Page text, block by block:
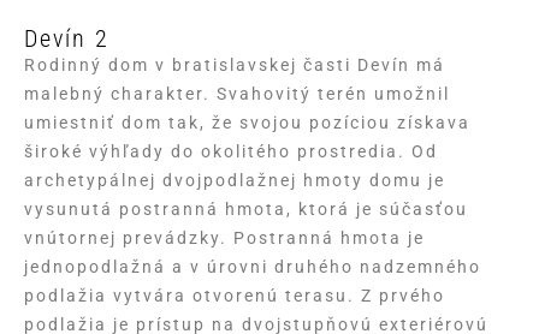
Devín 2
Rodinný dom v bratislavskej časti Devín má
malebný charakter. Svahovitý terén umožnil
umiestniť dom tak, že svojou pozíciou získava
široké výhľady do okolitého prostredia. Od
archetypálnej dvojpodlažnej hmoty domu je
vysunutá postranná hmota, ktorá je súčasťou
vnútornej prevádzky. Postranná hmota je
jednopodlažná a v úrovni druhého nadzemného
podlažia vytvára otvorenú terasu. Z prvého
podlažia je prístup na dvojstupňovú exteriérovú